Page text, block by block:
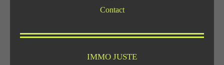
Contact
IMMO JUSTE